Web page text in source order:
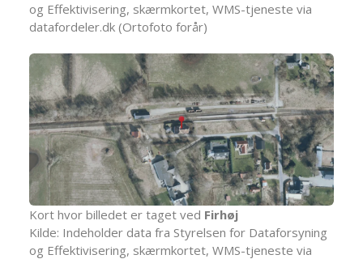
og Effektivisering, skærmkortet, WMS-tjeneste via
datafordeler.dk (Ortofoto forår)
Kort hvor billedet er taget ved Firhøj
Kilde: Indeholder data fra Styrelsen for Dataforsyning
og Effektivisering, skærmkortet, WMS-tjeneste via